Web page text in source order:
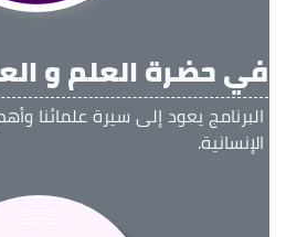
في حضرة العلم و
البرنامج يعود إلى سيرة علمائنا
الإنسانية.